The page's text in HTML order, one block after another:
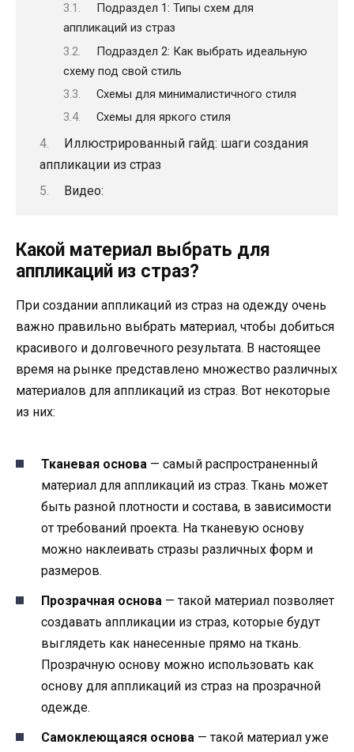
Подраздел 1: Типы схем для
аппликаций из страз
Подраздел 2: Как выбрать идеальную
схему под свой стиль
Схемы для минималистичного стиля
Схемы для яркого стиля
Иллюстрированный гайд: шаги создания
аппликации из страз
Видео:
Какой материал выбрать для
аппликаций из страз?
При создании аппликаций из страз на одежду очень
важно правильно выбрать материал, чтобы добиться
красивого и долговечного результата. В настоящее
время на рынке представлено множество различных
материалов для аппликаций из страз. Вот некоторые
из них:
Тканевая основа — самый распространенный
материал для аппликаций из страз. Ткань может
быть разной плотности и состава, в зависимости
от требований проекта. На тканевую основу
можно наклеивать стразы различных форм и
размеров.
Прозрачная основа — такой материал позволяет
создавать аппликации из страз, которые будут
выглядеть как нанесенные прямо на ткань.
Прозрачную основу можно использовать как
основу для аппликаций из страз на прозрачной
одежде.
Самоклеющаяся основа — такой материал уже